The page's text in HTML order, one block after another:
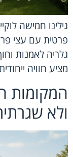
גילינו חמישה
פרטית עם עצי
גלריה לאמנות
מציע חוויה
המקומות
ולא